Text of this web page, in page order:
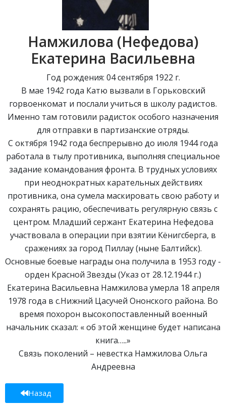
Намжилова (Нефедова)
Екатерина Васильевна
Год рождения: 04 сентября 1922 г.
В мае 1942 года Катю вызвали в Горьковский
горвоенкомат и послали учиться в школу радистов.
Именно там готовили радисток особого назначения
для отправки в партизанские отряды.
С октября 1942 года беспрерывно до июля 1944 года
работала в тылу противника, выполняя специальное
задание командования фронта. В трудных условиях
при неоднократных карательных действиях
противника, она сумела маскировать свою работу и
сохранять рацию, обеспечивать регулярную связь с
центром. Младший сержант Екатерина Нефедова
участвовала в операции при взятии Кёнигсберга, в
сражениях за город Пиллау (ныне Балтийск).
Основные боевые награды она получила в 1953 году -
орден Красной Звезды (Указ от 28.12.1944 г.)
Екатерина Васильевна Намжилова умерла 18 апреля
1978 года в с.Нижний Цасучей Ононского района. Во
время похорон высокопоставленный военный
начальник сказал: « об этой женщине будет написана
книга…..»
Связь поколений – невестка Намжилова Ольга
Андреевна
Назад